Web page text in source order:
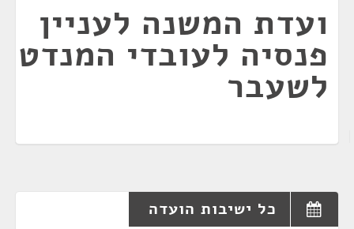
ועדת המשנה לעניין
פנסיה לעובדי המנדט
לשעבר
כל ישיבות הועדה